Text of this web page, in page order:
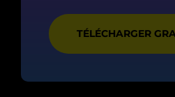
TÉLÉCHARGER